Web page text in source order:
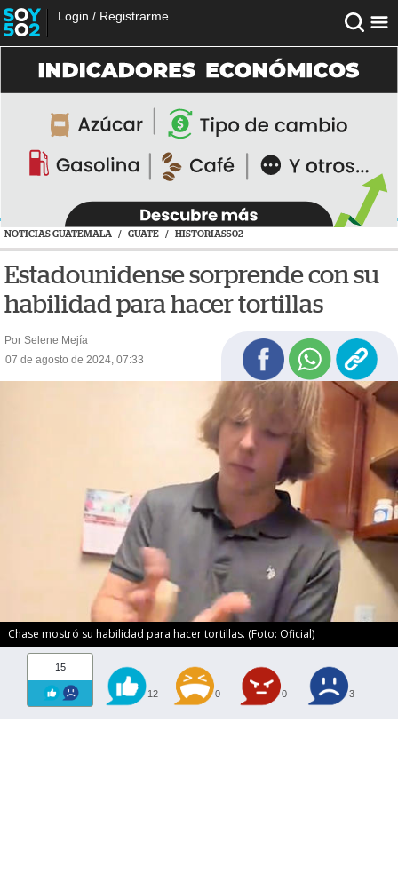
Login / Registrarme
NOTICIAS GUATEMALA / GUATE / HISTORIAS502
Estadounidense sorprende con su
habilidad para hacer tortillas
Por Selene Mejía
07 de agosto de 2024, 07:33
Chase mostró su habilidad para hacer tortillas. (Foto: Oficial)
15
12 0 0 3